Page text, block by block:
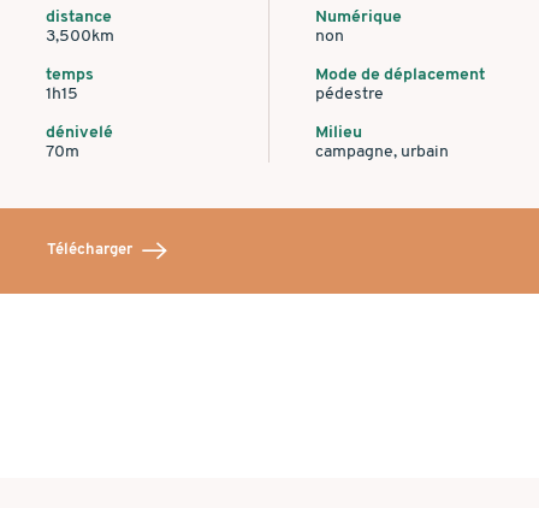
distance
3,500km
temps
1h15
dénivelé
70m
Numérique
non
Mode de déplacement
pédestre
Milieu
campagne, urbain
Télécharger